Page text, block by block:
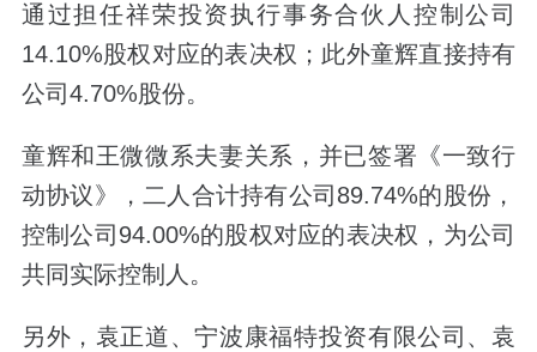
通过担任祥荣投资执行事务合伙人控制公司
14.10%股权对应的表决权；此外童辉直接持有
公司4.70%股份。
童辉和王微微系夫妻关系，并已签署《一致行
动协议》，二人合计持有公司89.74%的股份，
控制公司94.00%的股权对应的表决权，为公司
共同实际控制人。
另外，袁正道、宁波康福特投资有限公司、袁